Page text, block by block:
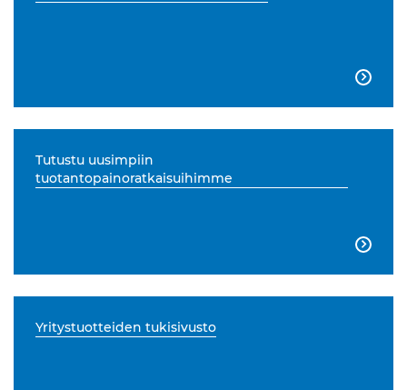

Tutustu uusimpiin
tuotantopainoratkaisuihimme

Yritystuotteiden tukisivusto